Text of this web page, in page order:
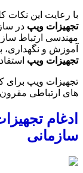
با رعایت این نکات
تجهیزات ویپ در
مهندسی ارتباط
آموزش و نگهداری،
تجهیزات ویپ
تجهیزات ویپ برای
های ارتباطی
ادغام
سازمانی